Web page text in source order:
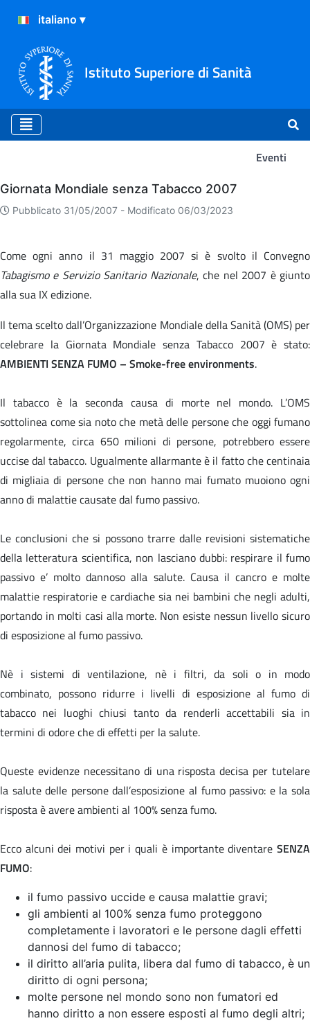
Istituto Superiore di Sanità
Eventi
Eventi
Giornata Mondiale senza Tabacco 2007
Pubblicato 31/05/2007 - Modificato 06/03/2023
Come ogni anno il 31 maggio 2007 si è svolto il Convegno
Tabagismo e Servizio Sanitario Nazionale, che nel 2007 è giunto
alla sua IX edizione.
Il tema scelto dall’Organizzazione Mondiale della Sanità (OMS) per
celebrare la Giornata Mondiale senza Tabacco 2007 è stato:
AMBIENTI SENZA FUMO – Smoke-free environments.
Il tabacco è la seconda causa di morte nel mondo. L’OMS
sottolinea come sia noto che metà delle persone che oggi fumano
regolarmente, circa 650 milioni di persone, potrebbero essere
uccise dal tabacco. Ugualmente allarmante è il fatto che centinaia
di migliaia di persone che non hanno mai fumato muoiono ogni
anno di malattie causate dal fumo passivo.
Le conclusioni che si possono trarre dalle revisioni sistematiche
della letteratura scientifica, non lasciano dubbi: respirare il fumo
passivo e’ molto dannoso alla salute. Causa il cancro e molte
malattie respiratorie e cardiache sia nei bambini che negli adulti,
portando in molti casi alla morte. Non esiste nessun livello sicuro
di esposizione al fumo passivo.
Nè i sistemi di ventilazione, nè i filtri, da soli o in modo
combinato, possono ridurre i livelli di esposizione al fumo di
tabacco nei luoghi chiusi tanto da renderli accettabili sia in
termini di odore che di effetti per la salute.
Queste evidenze necessitano di una risposta decisa per tutelare
la salute delle persone dall’esposizione al fumo passivo: e la sola
risposta è avere ambienti al 100% senza fumo.
Ecco alcuni dei motivi per i quali è importante diventare SENZA
FUMO:
il fumo passivo uccide e causa malattie gravi;
gli ambienti al 100% senza fumo proteggono
completamente i lavoratori e le persone dagli effetti
dannosi del fumo di tabacco;
il diritto all’aria pulita, libera dal fumo di tabacco, è un
diritto di ogni persona;
molte persone nel mondo sono non fumatori ed
hanno diritto a non essere esposti al fumo degli altri;